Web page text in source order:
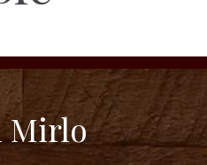
Mirlo